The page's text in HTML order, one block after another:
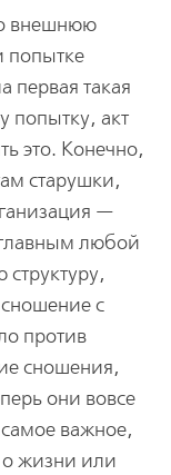
внешнюю
попытке
первая такая
попытку, акт
это. Конечно,
старушки,
—
любой
с
против
сношения,
они вовсе
важное,
о жизни или